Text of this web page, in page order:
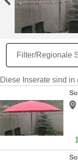
Filter/Regionale
Diese Inserate sind